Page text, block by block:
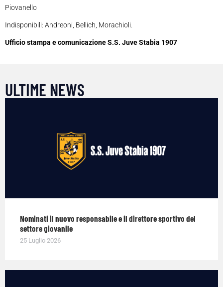
Piovanello
Indisponibili: Andreoni, Bellich, Morachioli.
Ufficio stampa e comunicazione S.S. Juve Stabia 1907
ULTIME NEWS
Nominati il nuovo responsabile e il direttore sportivo del
settore giovanile
25 Luglio 2026